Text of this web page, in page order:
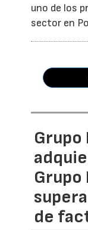
uno de los
sector en
Grupo
Grupo
de